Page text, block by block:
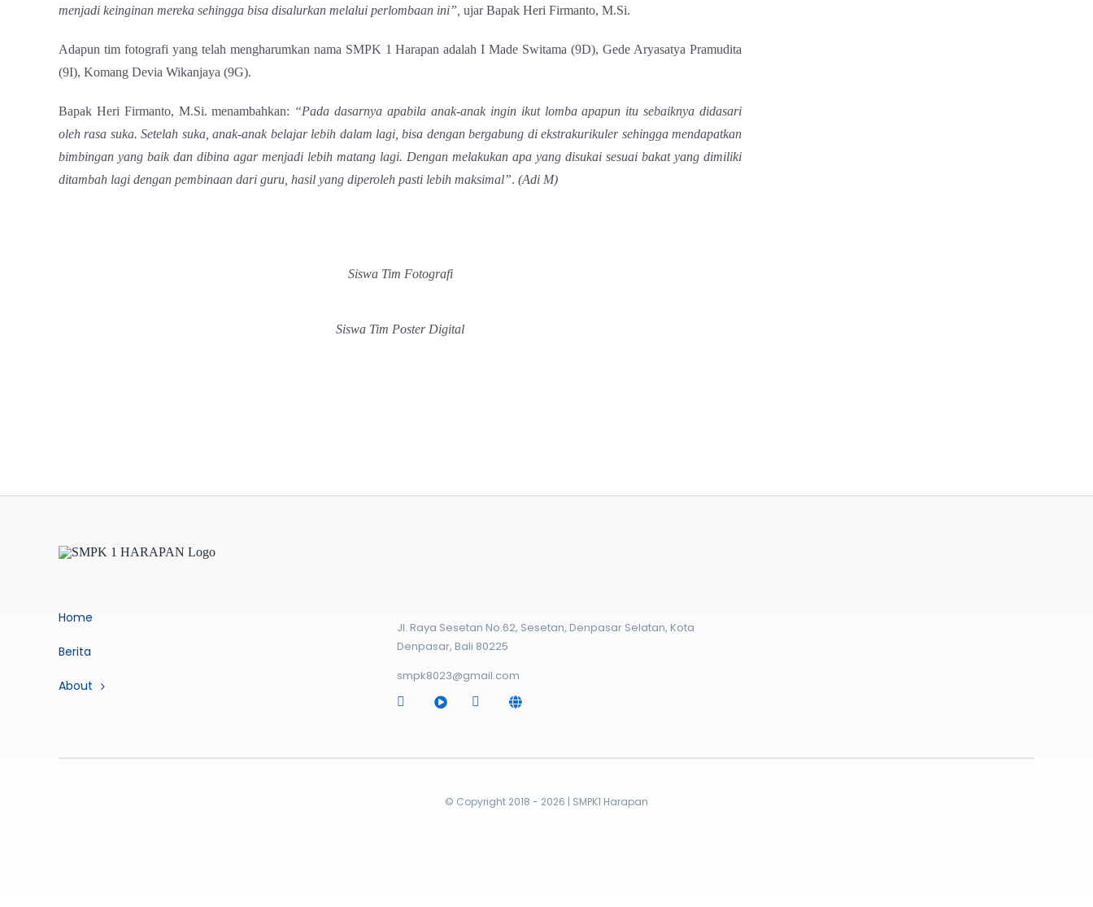
menjadi keinginan mereka sehingga bisa disalurkan melalui perlombaan ini”, ujar Bapak Heri Firmanto, M.Si.
Adapun tim fotografi yang telah mengharumkan nama SMPK 1 Harapan adalah I Made Switama (9D), Gede Aryasatya Pramudita
(9I), Komang Devia Wikanjaya (9G).
Bapak Heri Firmanto, M.Si. menambahkan: “Pada dasarnya apabila anak-anak ingin ikut lomba apapun itu sebaiknya didasari
oleh rasa suka. Setelah suka, anak-anak belajar lebih dalam lagi, bisa dengan bergabung di ekstrakurikuler sehingga mendapatkan
bimbingan yang baik dan dibina agar menjadi lebih matang lagi. Dengan melakukan apa yang disukai sesuai bakat yang dimiliki
ditambah lagi dengan pembinaan dari guru, hasil yang diperoleh pasti lebih maksimal”. (Adi M)
Siswa Tim Fotografi
Siswa Tim Poster Digital
Home
Berita
About
Jl. Raya Sesetan No.62, Sesetan, Denpasar Selatan, Kota
Denpasar, Bali 80225
smpk8023@gmail.com
© Copyright 2018 - 2026 | SMPK1 Harapan